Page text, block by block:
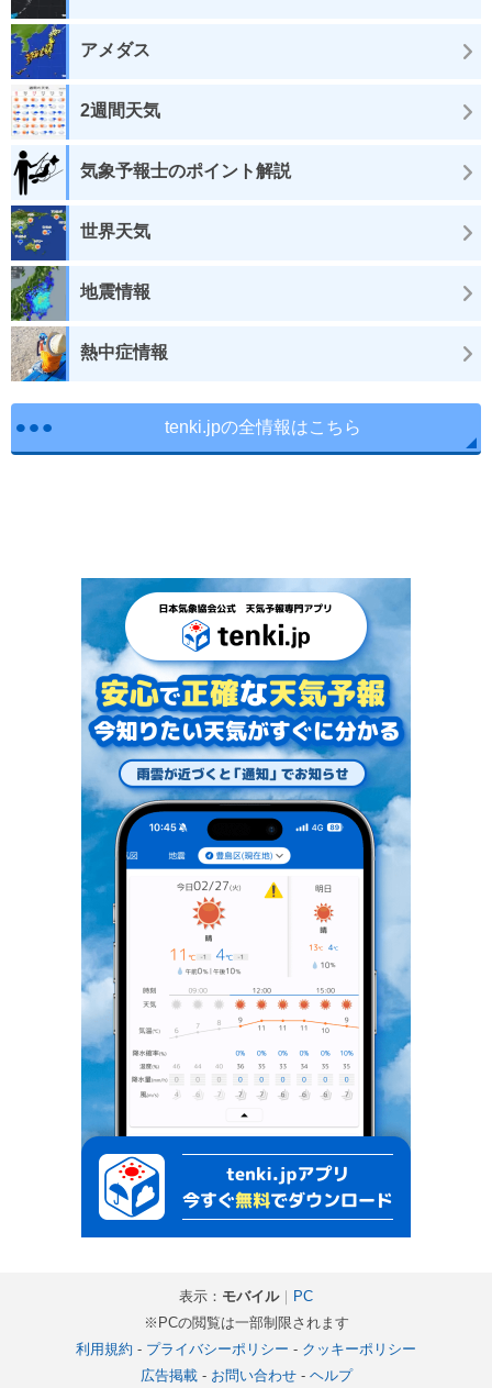
アメダス
2週間天気
気象予報士のポイント解説
世界天気
地震情報
熱中症情報
tenki.jpの全情報はこちら
表示： モバイル｜ PC
※PCの閲覧は一部制限されます
利用規約 - プライバシーポリシー - クッキーポリシー
広告掲載- お問い合わせ- ヘルプ